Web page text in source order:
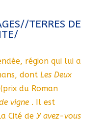
TERRES DE
région qui lui a
dont Les Deux
(prix du Roman
vigne. Il est
Cité de Y avez-vous